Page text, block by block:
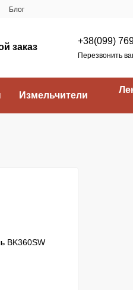
Блог
заказ
+38(099)
Перезвонить
Измельчители